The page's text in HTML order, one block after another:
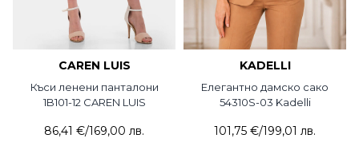
CAREN LUIS
Къси ленени панталони
1B101-12 CAREN LUIS
86,41 €/169,00 лв.
KADELLI
Елегантно дамско сако
54310S-03 Kadelli
101,75 €/199,01 лв.